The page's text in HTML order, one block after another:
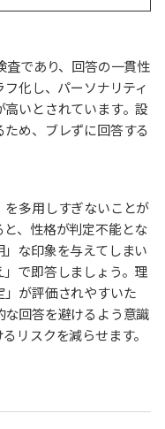
査であり、回答の一貫性
化し、パーソナリティ
いとされています。設
め、ブレずに回答する
多用しすぎないことが
、性格が判定不能とな
な印象を与えてしまい
で即答しましょう。理
が評価されやすいた
回答を避けるよう意識
リスクを減らせます。